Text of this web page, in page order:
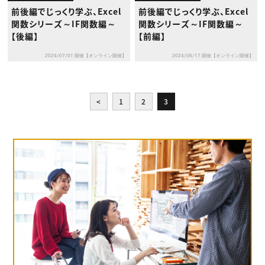
前後編でじっくり学ぶ、Excel
関数シリーズ～IF関数編～
【後編】
2024/07/01 開催【オンライン開催】
前後編でじっくり学ぶ、Excel
関数シリーズ～IF関数編～
【前編】
2024/06/17 開催【オンライン開催】
< 1 2 3